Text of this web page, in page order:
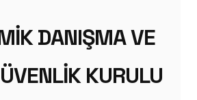
DANIŞMA VE
KURULU